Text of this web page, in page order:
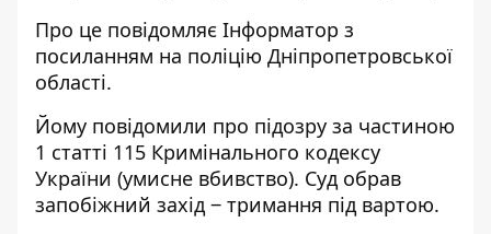
Про це повідомляє Інформатор з
посиланням на поліцію Дніпропетровської
області.
Йому повідомили про підозру за частиною
1 статті 115 Кримінального кодексу
України (умисне вбивство). Суд обрав
запобіжний захід ‒ тримання під вартою.